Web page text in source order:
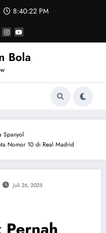
8:40:23 PM
Bola
Spanyol
Nomor 10 di Real Madrid
Juli 26, 2025